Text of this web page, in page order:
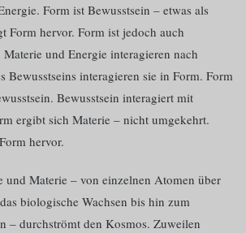
Form ist Bewusstsein – etwas als
Form hervor. Form ist jedoch auch
und Energie interagieren nach
Bewusstseins interagieren sie in Form. Form
Bewusstsein interagiert mit
ergibt sich Materie – nicht umgekehrt.
hervor.
und Materie – von einzelnen Atomen über
biologische Wachsen bis hin zum
– durchströmt den Kosmos. Zuweilen